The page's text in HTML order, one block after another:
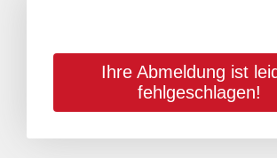
Ihre Abmeldung ist
fehlgeschlagen!